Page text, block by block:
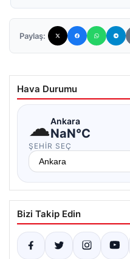
Paylaş:
Hava Durumu
☁Ankara
NaN°C
ŞEHIR SEÇ
Bizi Takip Edin